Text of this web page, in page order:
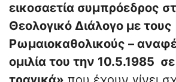
εικοσαετία συμπρόεδρος
Θεολογικό Διάλογο με τους
Ρωμαιοκαθολικούς –
ομιλία του την 10.5.1985